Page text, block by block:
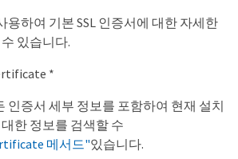
용하여 기본 SSL 인증서에 대한 자세한
있습니다.
*
인증서 세부 정보를 포함하여 현재 설치
대한 정보를 검색할 수
메서드"있습니다.